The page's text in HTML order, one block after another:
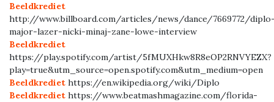
Beeldkrediet
http://www.billboard.com/articles/news/dance/7669772/
major-lazer-nicki-minaj-zane-lowe-interview
Beeldkrediet
https://play.spotify.com/artist/5fMUXHkw8R8eOP2RNVYEZX?
play=true&utm_source=open.spotify.com&utm_medium=open
Beeldkrediet https://en.wikipedia.org/wiki/Diplo
Beeldkrediet https://www.beatmashmagazine.com/florida-